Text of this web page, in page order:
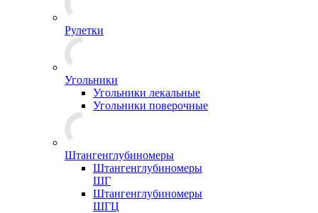
Рулетки
Угольники
Угольники лекальные
Угольники поверочные
Штангенглубиномеры
Штангенглубиномеры
ШГ
Штангенглубиномеры
ШГЦ